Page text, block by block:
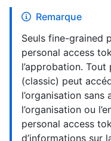
Remarque
Seuls fine-grained
personal access
l’approbation.
(classic) peut
l’organisation
l’organisation ou
personal access
d’informations sur